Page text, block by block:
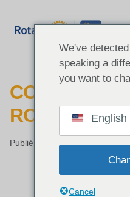
contenu
ROUMANIE
Publié par Pierre-Marie Achart
We've
speaking a
you want to
English
Cancel